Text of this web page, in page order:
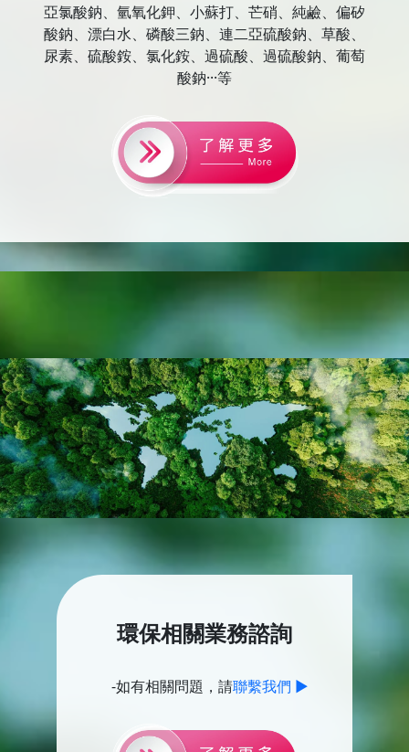
亞氯酸鈉、氫氧化鉀、小蘇打、芒硝、純鹼、偏矽
酸鈉、漂白水、磷酸三鈉、連二亞硫酸鈉、草酸、
尿素、硫酸銨、氯化銨、過硫酸、過硫酸鈉、葡萄
酸鈉···等
環保相關業務諮詢
-如有相關問題，請聯繫我們 ▶